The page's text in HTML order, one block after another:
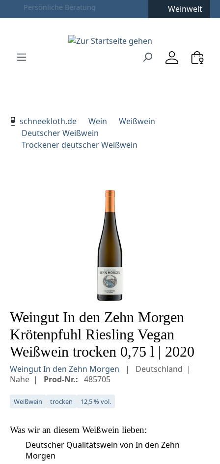
Zum Hauptinhalt springen
Zur Hauptnavigation springen
Weinwelt
schneekloth.de
Wein
Weißwein
Deutscher Weißwein
Trockener deutscher Weißwein
Bildergalerie überspringen
Weingut In den Zehn Morgen
Krötenpfuhl Riesling Vegan
Weißwein trocken 0,75 l | 2020
Weingut In den Zehn Morgen
Deutschland
Nahe
Prod-Nr.: 485705
Weißwein trocken 12,5 % vol.
Was wir an diesem Weißwein lieben:
Deutscher Qualitätswein von In den Zehn
Morgen